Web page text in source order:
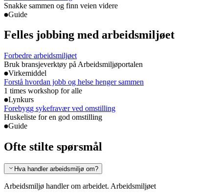
Snakke sammen og finn veien videre
Guide
Felles jobbing med arbeidsmiljøet
Forbedre arbeidsmiljøet
Bruk bransjeverktøy på Arbeidsmiljøportalen
Virkemiddel
Forstå hvordan jobb og helse henger sammen
1 times workshop for alle
Lynkurs
Forebygg sykefravær ved omstilling
Huskeliste for en god omstilling
Guide
Ofte stilte spørsmål
Hva handler arbeidsmiljø om?
Arbeidsmiljø handler om arbeidet. Arbeidsmiljøet